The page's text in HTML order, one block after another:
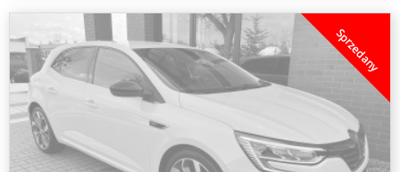
Sprzedany